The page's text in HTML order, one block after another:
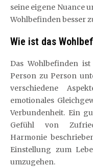
seine eigene Nuance
Wohlbefinden besser
Wie ist das
Das Wohlbefinden
Person zu Person
verschiedene
emotionales
Verbundenheit. Ein
Gefühl von
Harmonie
Einstellung zum
umzugehen.